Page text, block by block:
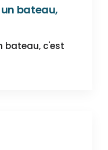
bateau,
bateau, c'est